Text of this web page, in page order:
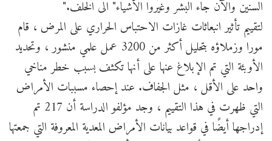
السنين والآن جاء البشر وغيّروا الأشياء" الى الخلف."
لتقييم تأثير انبعاثات غازات الاحتباس الحراري على المرض ، قام
مورا وزملاؤه بتحليل أكثر من 3200 عمل علمي منشور ، وتحديد
الأوبئة التي تم الإبلاغ عنها على أنها تكثف بسبب خطر مناخي
واحد على الأقل ، مثل الجفاف. عند إحصاء مسببات الأمراض
التي ظهرت في هذا التقييم ، وجد مؤلفو الدراسة أن 217 تم
إدراجها أيضًا في قواعد بيانات الأمراض المعدية المعروفة التي جمعتها